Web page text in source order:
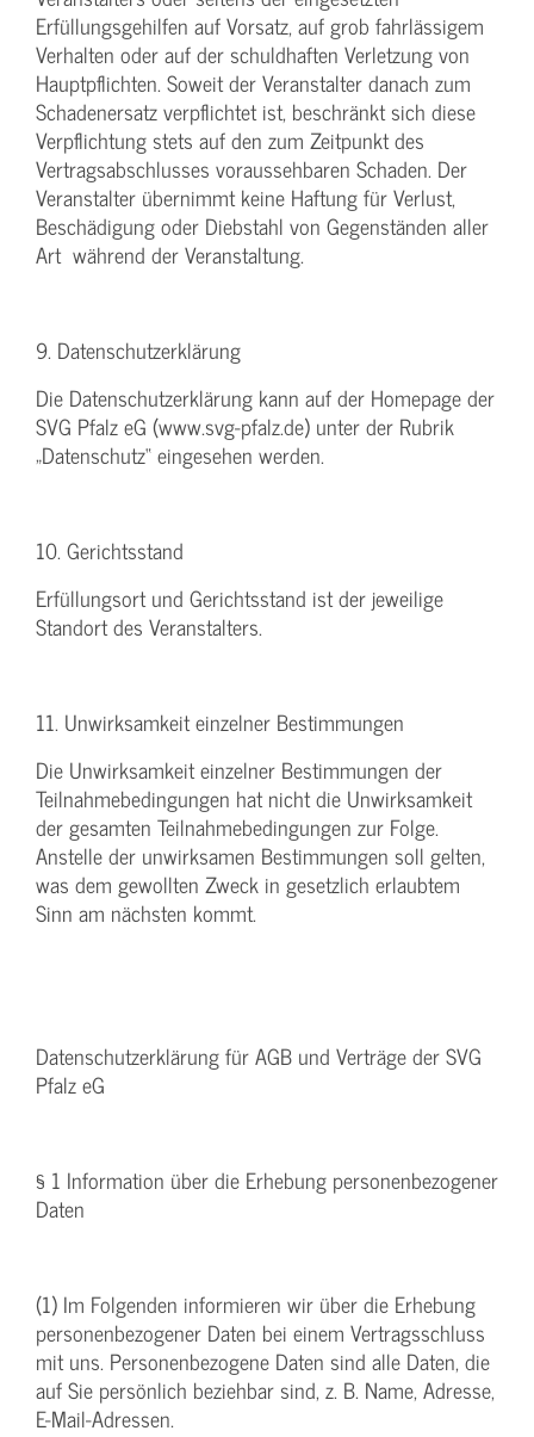
Erfüllungsgehilfen auf Vorsatz, auf grob fahrlässigem
Verhalten oder auf der schuldhaften Verletzung von
Hauptpflichten. Soweit der Veranstalter danach zum
Schadenersatz verpflichtet ist, beschränkt sich diese
Verpflichtung stets auf den zum Zeitpunkt des
Vertragsabschlusses voraussehbaren Schaden. Der
Veranstalter übernimmt keine Haftung für Verlust,
Beschädigung oder Diebstahl von Gegenständen aller
Art während der Veranstaltung.
9. Datenschutzerklärung
Die Datenschutzerklärung kann auf der Homepage der
SVG Pfalz eG (www.svg-pfalz.de) unter der Rubrik
„Datenschutz“ eingesehen werden.
10. Gerichtsstand
Erfüllungsort und Gerichtsstand ist der jeweilige
Standort des Veranstalters.
11. Unwirksamkeit einzelner Bestimmungen
Die Unwirksamkeit einzelner Bestimmungen der
Teilnahmebedingungen hat nicht die Unwirksamkeit
der gesamten Teilnahmebedingungen zur Folge.
Anstelle der unwirksamen Bestimmungen soll gelten,
was dem gewollten Zweck in gesetzlich erlaubtem
Sinn am nächsten kommt.
Datenschutzerklärung für AGB und Verträge der SVG
Pfalz eG
§ 1 Information über die Erhebung personenbezogener
Daten
(1) Im Folgenden informieren wir über die Erhebung
personenbezogener Daten bei einem Vertragsschluss
mit uns. Personenbezogene Daten sind alle Daten, die
auf Sie persönlich beziehbar sind, z. B. Name, Adresse,
E-Mail-Adressen.